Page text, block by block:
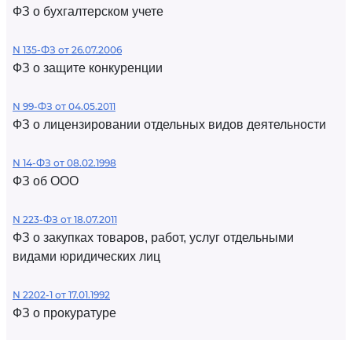
ФЗ о бухгалтерском учете
N 135-ФЗ от 26.07.2006
ФЗ о защите конкуренции
N 99-ФЗ от 04.05.2011
ФЗ о лицензировании отдельных видов деятельности
N 14-ФЗ от 08.02.1998
ФЗ об ООО
N 223-ФЗ от 18.07.2011
ФЗ о закупках товаров, работ, услуг отдельными
видами юридических лиц
N 2202-1 от 17.01.1992
ФЗ о прокуратуре